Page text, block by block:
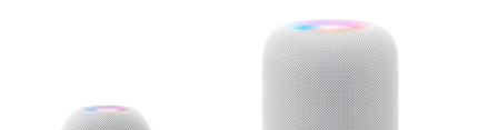
步
了
解
HomePod<